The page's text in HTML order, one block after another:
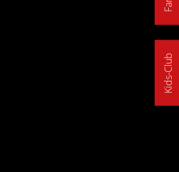
Kids-Club